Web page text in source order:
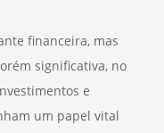
financeira, mas
significativa, no
e
um papel vital